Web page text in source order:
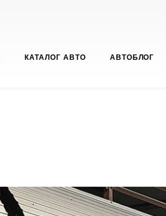
КАТАЛОГ АВТО АВТОБЛОГ